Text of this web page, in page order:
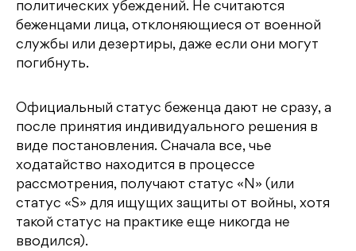
политических убеждений. Не считаются
беженцами лица, отклоняющиеся от военной
службы или дезертиры, даже если они могут
погибнуть.
Официальный статус беженца дают не сразу, а
после принятия индивидуального решения в
виде постановления. Сначала все, чье
ходатайство находится в процессе
рассмотрения, получают статус «N» (или
статус «S» для ищущих защиты от войны, хотя
такой статус на практике еще никогда не
вводился).